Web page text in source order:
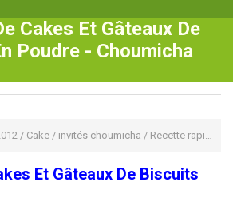
Cakes Et Gâteaux De
Poudre - Choumicha
/ Cake / invités choumicha / Recette rapide
Et Gâteaux De Biscuits